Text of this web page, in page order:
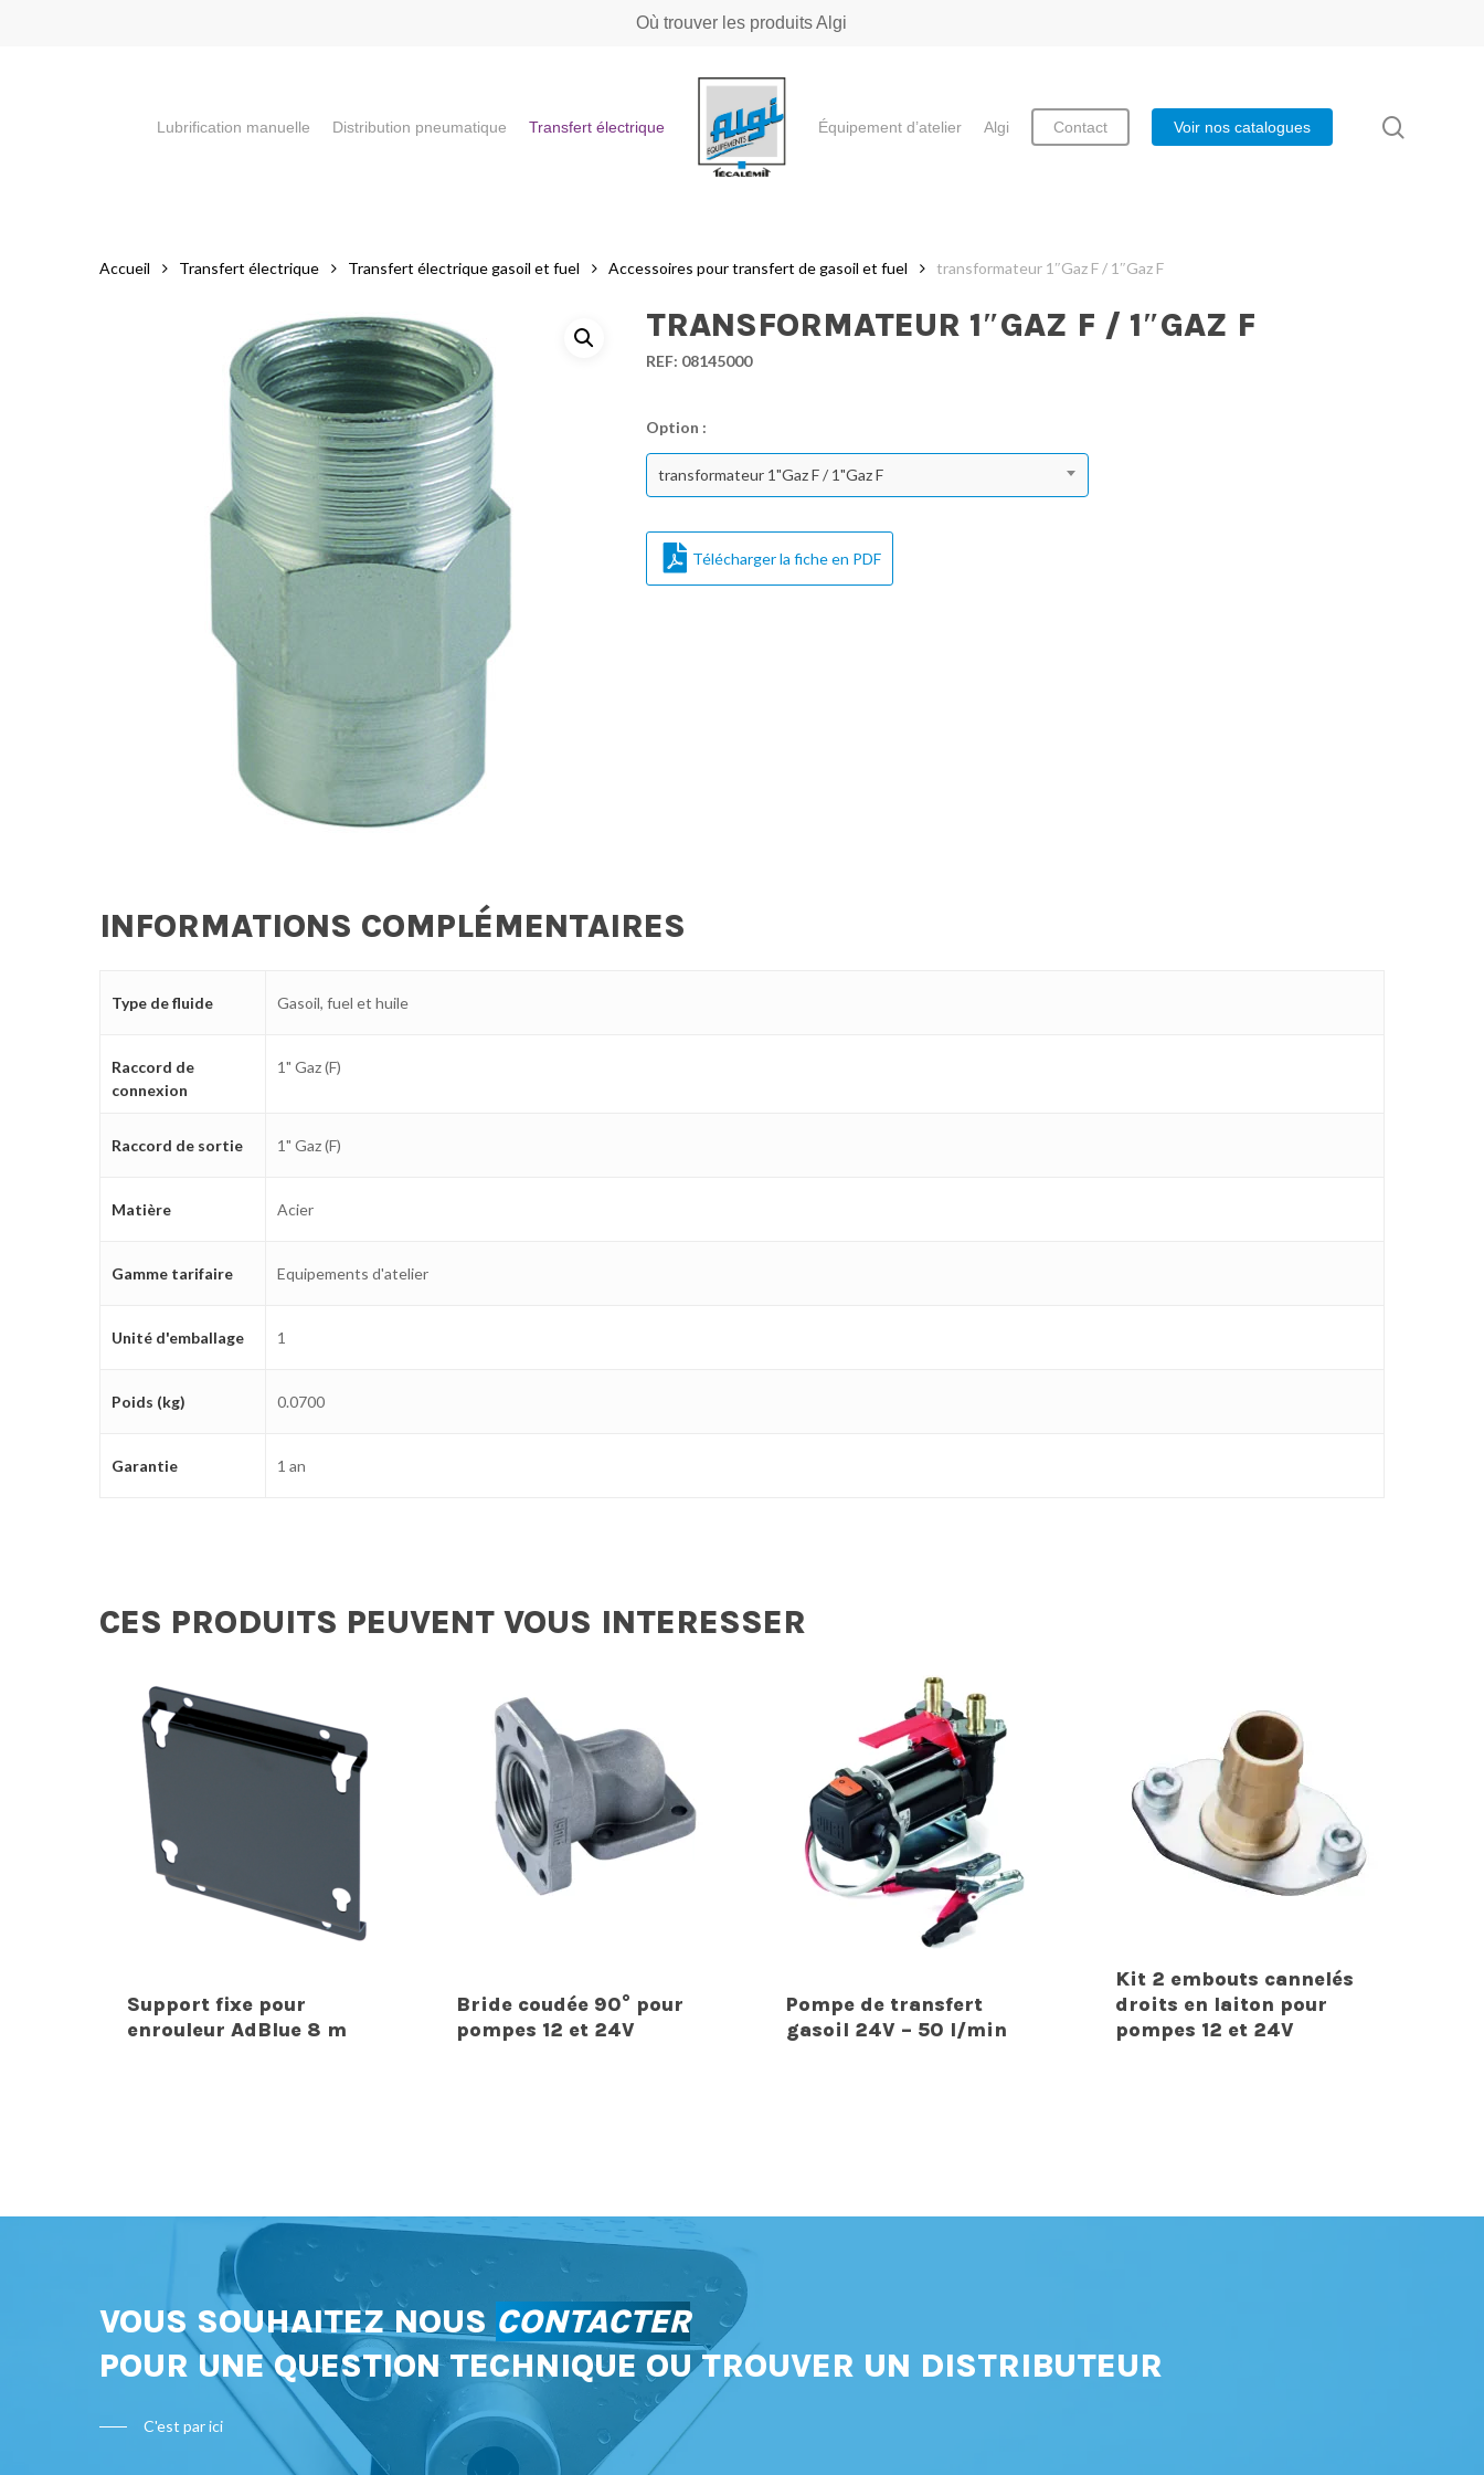
Où trouver les produits Algi
Lubrification manuelle Distribution pneumatique Transfert électrique Équipement d’atelier Algi Contact Voir nos catalogues
Accueil Transfert électrique Transfert électrique gasoil et fuel Accessoires pour transfert de gasoil et fuel transformateur 1″Gaz F / 1″Gaz F
TRANSFORMATEUR 1″GAZ F / 1″GAZ F
REF: 08145000
Option :
transformateur 1"Gaz F / 1"Gaz F
Télécharger la fiche en PDF
INFORMATIONS COMPLÉMENTAIRES
Type de fluide Gasoil, fuel et huile
Raccord de
connexion
1" Gaz (F)
Raccord de sortie 1" Gaz (F)
Matière Acier
Gamme tarifaire Equipements d'atelier
Unité d'emballage 1
Poids (kg) 0.0700
Garantie 1 an
CES PRODUITS PEUVENT VOUS INTERESSER
Support fixe pour
enrouleur AdBlue 8 m
Bride coudée 90° pour
pompes 12 et 24V
Pompe de transfert
gasoil 24V – 50 l/min
Kit 2 embouts cannelés
droits en laiton pour
pompes 12 et 24V
VOUS SOUHAITEZ NOUS CONTACTER
POUR UNE QUESTION TECHNIQUE OU TROUVER UN DISTRIBUTEUR
C'est par ici